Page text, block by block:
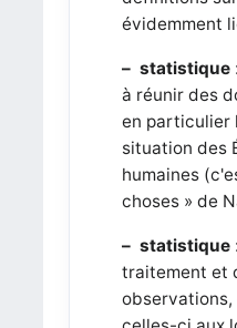
évidemment
– statistique
à réunir des
en particulier
situation des
humaines
choses » de
– statistique
traitement et
observations,